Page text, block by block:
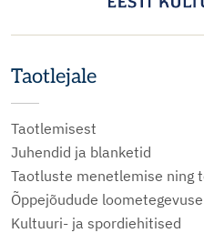
Taotlejale
Taotlemisest
Juhendid ja blanketid
Taotluste menetlemise ning
Õppejõudude
Kultuuri- ja spordiehitised